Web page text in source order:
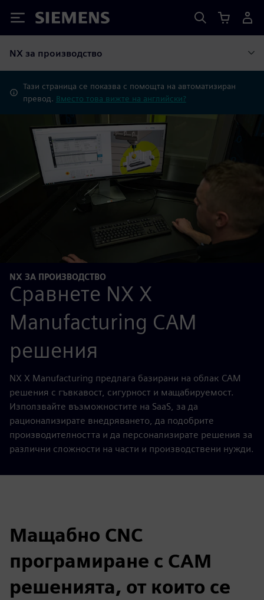
Siemens
NX за производство
Тази страница се показва с помощта на автоматизиран
превод. Вместо това вижте на английски?
NX ЗА ПРОИЗВОДСТВО
Сравнете NX X
Manufacturing CAM
решения
NX X Manufacturing предлага базирани на облак CAM
решения с гъвкавост, сигурност и мащабируемост.
Използвайте възможностите на SaaS, за да
рационализирате внедряването, да подобрите
производителността и да персонализирате решения за
различни сложности на части и производствени нужди.
Мащабно CNC
програмиране с CAM
решенията, от които се